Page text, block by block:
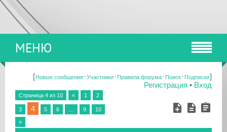
МЕНЮ
[Новые сообщения·Участники·Правила форума·Поиск·Подписки]
Регистрация • Вход
Страница 4 из 10 « 1 2
3 4 5 6 9 10
»